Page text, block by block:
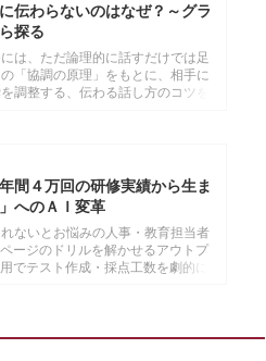
伝わらないのはなぜ？～グラ
探る
は、ただ論理的に話すだけでは足
「協調の原理」をもとに、相手に
調整する、伝わる話し方のコツを
間４万回の研修実績から生ま
へのＡＩ変革
ないとお悩みの人事・教育担当者
ージのドリルを解かせるアウトプ
でテスト作成・採点工数を劇的に